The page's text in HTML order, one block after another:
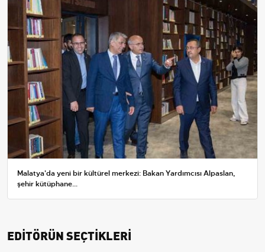
Malatya'da yeni bir kültürel merkezi: Bakan Yardımcısı Alpaslan,
şehir kütüphane...
EDİTÖRÜN SEÇTİKLERİ